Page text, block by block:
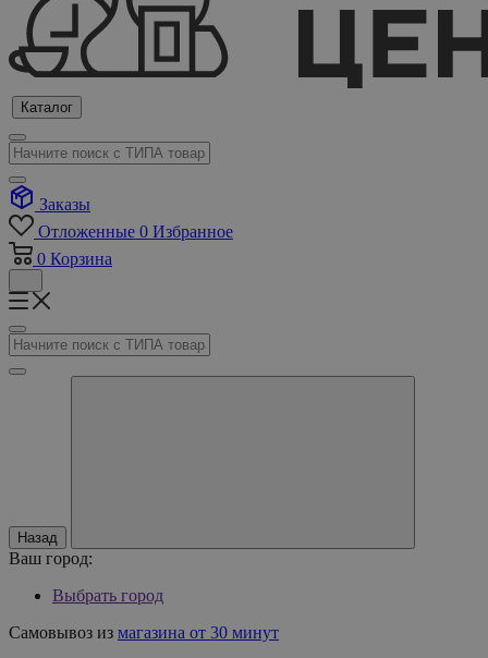
Каталог
Заказы
Отложенные 0 Избранное
0 Корзина
Назад
Ваш город:
Выбрать город
Самовывоз из магазина от 30 минут